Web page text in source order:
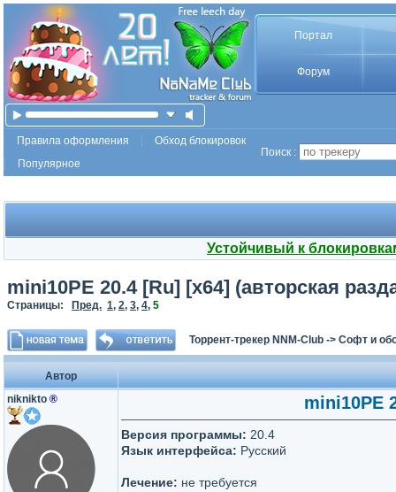
Портал
Форум
Правила оформления
Обход блокировок
Популярное
Поиск :
Устойчивый к
mini10PE 20.4 [Ru] [x64] (авторская
Страницы: Пред. 1, 2, 3, 4, 5
Торрент-трекер NNM-Club -> Софт и
Автор
niknikto ® mini10PE
Версия программы: 20.4
Язык интерфейса: Русский
Лечение: не требуется